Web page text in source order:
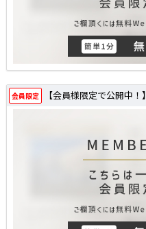
会員限定 【会員様限定で公開中！】